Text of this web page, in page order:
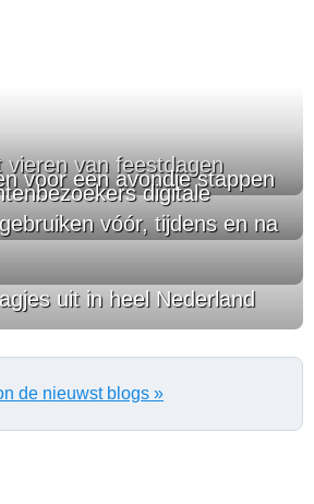
vieren van feestdagen
voor een avondje stappen
digitale
vóór, tijdens en na
uit in heel Nederland
de nieuwst blogs »